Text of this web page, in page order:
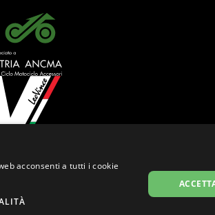
Cookie Policy
acconsenti a tutti i cookie